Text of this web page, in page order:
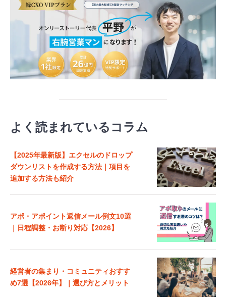
よく読まれているコラム
【2025年最新版】エクセルのドロップ
ダウンリストを作成する方法｜項目を
追加する方法も紹介
アポ・アポイント返信メール例文10選
｜日程調整・お断り対応【2026】
経営者の集まり・コミュニティおすす
め7選【2026年】｜選び方とメリット